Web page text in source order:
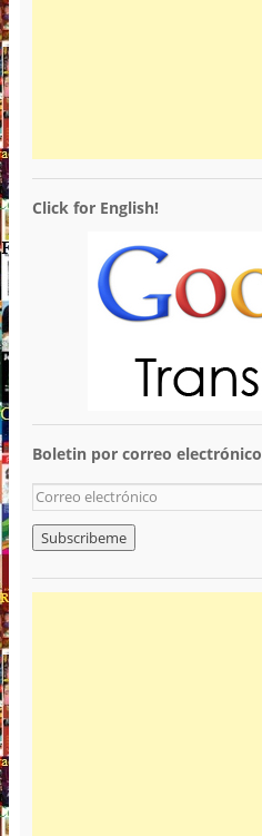
Click for English!
Boletin por correo electrónico